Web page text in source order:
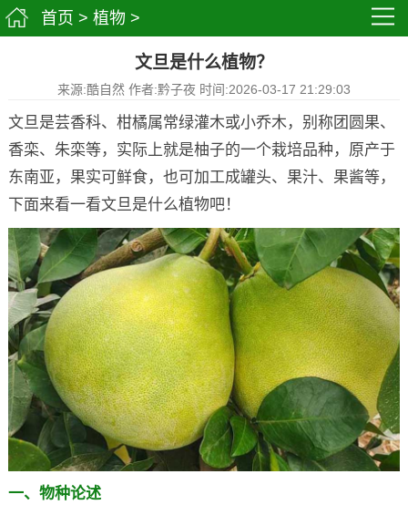
首页 > 植物 >
文旦是什么植物？
来源:酷自然 作者:黔子夜 时间:2026-03-17 21:29:03
文旦是芸香科、柑橘属常绿灌木或小乔木，别称团圆果、
香栾、朱栾等，实际上就是柚子的一个栽培品种，原产于
东南亚，果实可鲜食，也可加工成罐头、果汁、果酱等，
下面来看一看文旦是什么植物吧！
一、物种论述